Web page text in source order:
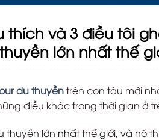
thích và 3 điều tôi
lớn nhất thế
du thuyềntrên con tàu mới
điều khác trong thời gian ở
thuyền lớn nhất thế giới, và nó